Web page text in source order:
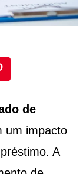
de
um impacto
A